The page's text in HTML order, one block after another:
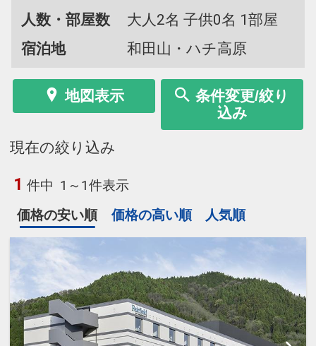
人数・部屋数
大人2名 子供0名 1部屋
宿泊地
和田山・ハチ高原
地図表示
条件変更/絞り
込み
現在の絞り込み
1 件中 1～1件表示
価格の安い順
価格の高い順 人気順